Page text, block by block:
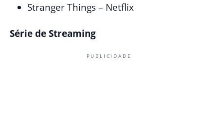
Stranger Things – Netflix
Série de Streaming
PUBLICIDADE